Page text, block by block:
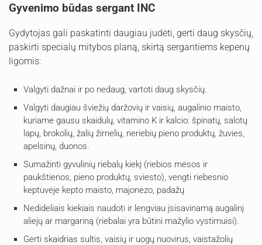
Gyvenimo būdas sergant INC
Gydytojas gali paskatinti daugiau judėti, gerti daug skysčių,
paskirti specialų mitybos planą, skirtą sergantiems kepenų
ligomis:
Valgyti dažnai ir po nedaug, vartoti daug skysčių.
Valgyti daugiau šviežių daržovių ir vaisių, augalinio maisto,
kuriame gausu skaidulų, vitamino K ir kalcio: špinatų, salotų
lapų, brokolių, žalių žirnelių, neriebių pieno produktų, žuvies,
apelsinų, duonos.
Sumažinti gyvulinių riebalų kiekį (riebios mėsos ir
paukštienos, pieno produktų, sviesto), vengti riebesnio
keptuvėje kepto maisto, majonezo, padažų
Nedideliais kiekiais naudoti ir lengviau įsisavinamą augalinį
aliejų ar margariną (riebalai yra būtini mažylio vystimuisi).
Gerti skaidrias sultis, vaisių ir uogų nuovirus, vaistažolių